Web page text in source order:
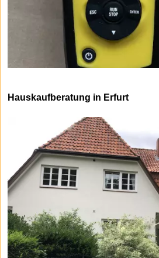
Hauskaufberatung in Erfurt